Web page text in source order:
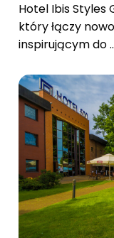
Hotel Ibis Styles
który łączy
inspirującym do